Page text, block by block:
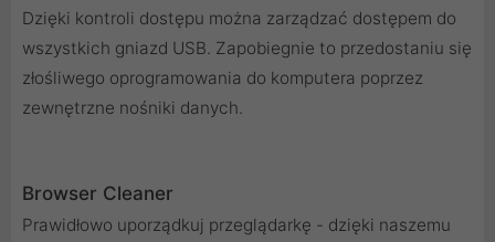
Dzięki kontroli dostępu można zarządzać dostępem do
wszystkich gniazd USB. Zapobiegnie to przedostaniu się
złośliwego oprogramowania do komputera poprzez
zewnętrzne nośniki danych.
Browser Cleaner
Prawidłowo uporządkuj przeglądarkę - dzięki naszemu